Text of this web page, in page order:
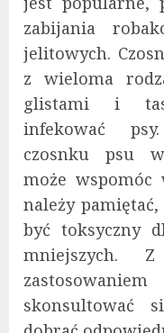
zabijania
jelitowych.
z wieloma
glistami i
infekować
czosnku psu
może
należy
być toksyczny
mniejszych.
skonsultować